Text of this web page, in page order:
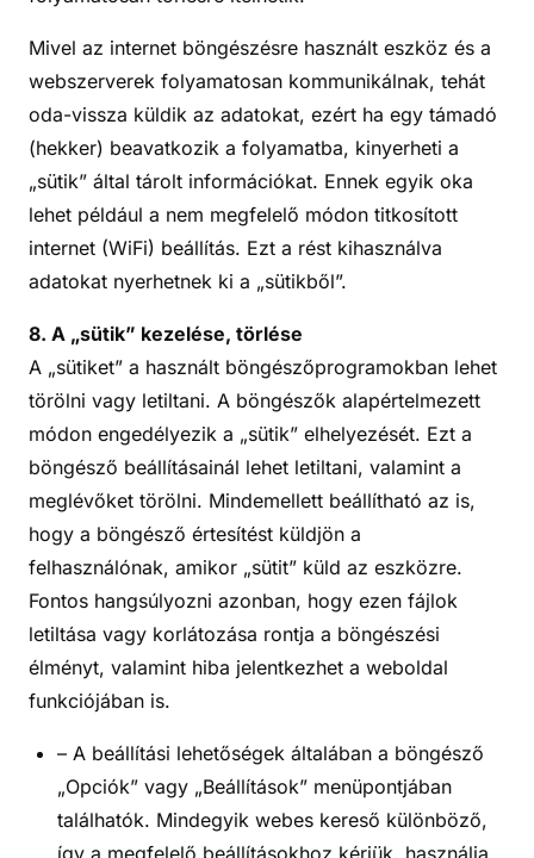
Mivel az internet böngészésre használt eszköz és a
webszerverek folyamatosan kommunikálnak, tehát
oda-vissza küldik az adatokat, ezért ha egy támadó
(hekker) beavatkozik a folyamatba, kinyerheti a
„sütik” által tárolt információkat. Ennek egyik oka
lehet például a nem megfelelő módon titkosított
internet (WiFi) beállítás. Ezt a rést kihasználva
adatokat nyerhetnek ki a „sütikből”.
8. A „sütik” kezelése, törlése
A „sütiket” a használt böngészőprogramokban lehet
törölni vagy letiltani. A böngészők alapértelmezett
módon engedélyezik a „sütik” elhelyezését. Ezt a
böngésző beállításainál lehet letiltani, valamint a
meglévőket törölni. Mindemellett beállítható az is,
hogy a böngésző értesítést küldjön a
felhasználónak, amikor „sütit” küld az eszközre.
Fontos hangsúlyozni azonban, hogy ezen fájlok
letiltása vagy korlátozása rontja a böngészési
élményt, valamint hiba jelentkezhet a weboldal
funkciójában is.
– A beállítási lehetőségek általában a böngésző
„Opciók” vagy „Beállítások” menüpontjában
találhatók. Mindegyik webes kereső különböző,
így a megfelelő beállításokhoz kérjük. használja